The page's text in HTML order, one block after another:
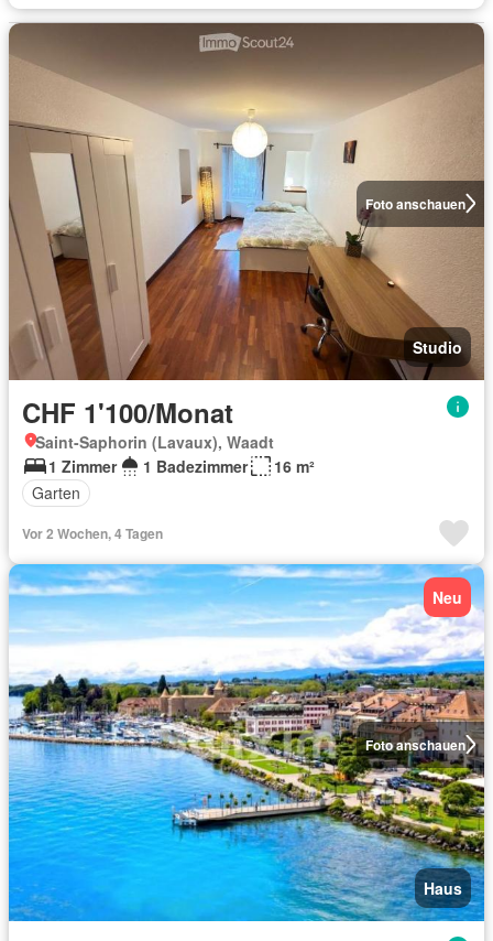
Foto anschauen
Studio
CHF 1'100/Monat
Saint-Saphorin (Lavaux), Waadt
1 Zimmer
1 Badezimmer
16 m²
Garten
Vor 2 Wochen, 4 Tagen
Foto anschauen
Neu
Haus